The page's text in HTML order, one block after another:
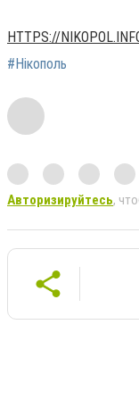
HTTPS://
#Нікополь
Авторизируйтесь,